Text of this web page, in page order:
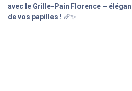
avec le Grille-Pain Florence –
de vos papilles ! 🥖✨